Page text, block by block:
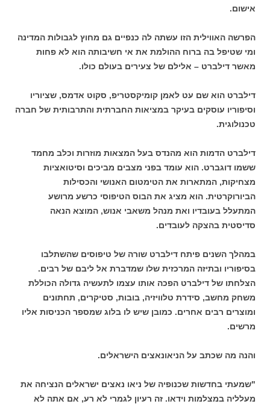
אישום.
הפרשה האווילית הזו עשתה לה כנפיים גם מחוץ לגבולות המדינה
ומי שטיפל בה ברוח ההולמת את אי חשיבותה הוא לא פחות
מאשר דילברט – אלילם של צעירים בעולם כולו.
דילברט הוא שם עט לאמן קומיקסטריפ, סקוט אדמס, שציוריו
וסיפוריו עוסקים בעיקר במציאות החברתית והתרבותית של חברה
טכנולוגית.
דילברט הדמות הוא מהנדס בעל המצאות מוזרות וכלב מחמד
ששמו דוגברט. הוא עומד בפני מצבים מביכים וסיטואציות
מצחיקות, המתארות את הטימטום האנושי והכסילות
הביורוקרטית. הוא מציג את הבוס הטיפוסי כרשע מרושע
המתעלל בעובדיו ואת מנהל משאבי אנוש, המוצא הנאה
סדיסטית בהצקה לעובדים.
במהלך השנים פיתח דילברט שורה של טיפוסים שהשתלבו
בסיפוריו ובתיזה המרכזית שלו שמדברת אל ליבם של רבים.
הצלחתו של דילברט הפכה אותו עצמו לתעשיה גדולה הכוללת
משחק מחשב, סידרת טלוויזיה, בובות, סטיקרים, תחתונים
ומוצרים רבים אחרים. כמובן שיש לו בלוג שמספר הכניסות אליו
מרשים.
והנה מה שכתב על הניאונאצים הישראלים.
"שמעתי בחדשות שכנופיה של ניאו נאצים ישראלים הנציחה את
מעלליה במצלמות וידאו. זה רעיון לגמרי לא רע, אם אתה לא